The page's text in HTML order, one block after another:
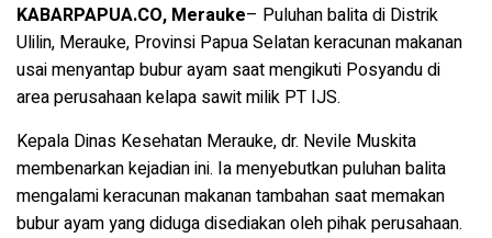
KABARPAPUA.CO, Merauke– Puluhan balita di Distrik
Ulilin, Merauke, Provinsi Papua Selatan keracunan makanan
usai menyantap bubur ayam saat mengikuti Posyandu di
area perusahaan kelapa sawit milik PT IJS.
Kepala Dinas Kesehatan Merauke, dr. Nevile Muskita
membenarkan kejadian ini. Ia menyebutkan puluhan balita
mengalami keracunan makanan tambahan saat memakan
bubur ayam yang diduga disediakan oleh pihak perusahaan.